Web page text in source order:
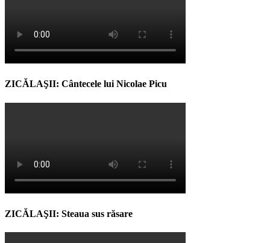
ZICĂLAŞII: Cântecele lui Nicolae Picu
ZICĂLAŞII: Steaua sus răsare